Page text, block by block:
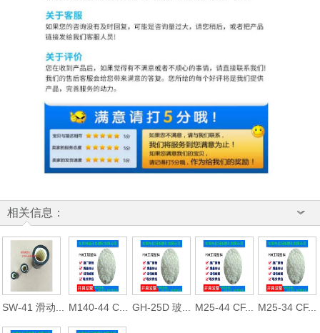
相关信息：
SW-41 滑动... M140-44 C... GH-25D 玻... M25-44 CF... M25-34 CF...